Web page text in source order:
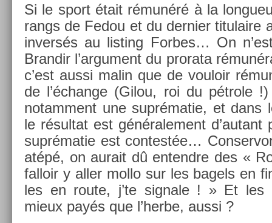
Si le sport était rémunéré à la
rangs de Fedou et du de­rni­er titulaire
in­versés au li­st­ing For­bes… On
Bran­dir l’ar­gu­ment du pro­rata
c’est aussi malin que de vouloir
de l’échan­ge (Gilou, roi du pétrole
notam­ment une suprématie, et dans
le résul­tat est générale­ment d’autant
suprématie est con­testée…
atépé, on aurait dû en­tendre des «
fal­loir y aller mollo sur les bagels en
les en route, j’te sig­nale ! » Et les
mieux payés que l’herbe, aussi ?